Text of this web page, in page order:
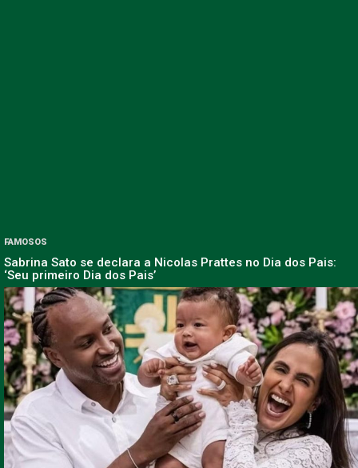
FAMOSOS
Sabrina Sato se declara a Nicolas Prattes no Dia dos Pais:
‘Seu primeiro Dia dos Pais’